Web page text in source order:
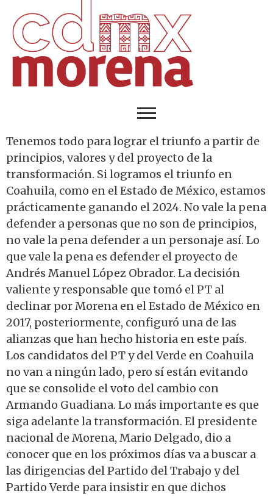
Tenemos todo para lograr el triunfo a partir de
principios, valores y del proyecto de la
transformación. Si logramos el triunfo en
Coahuila, como en el Estado de México, estamos
prácticamente ganando el 2024. No vale la pena
defender a personas que no son de principios,
no vale la pena defender a un personaje así. Lo
que vale la pena es defender el proyecto de
Andrés Manuel López Obrador. La decisión
valiente y responsable que tomó el PT al
declinar por Morena en el Estado de México en
2017, posteriormente, configuró una de las
alianzas que han hecho historia en este país.
Los candidatos del PT y del Verde en Coahuila
no van a ningún lado, pero sí están evitando
que se consolide el voto del cambio con
Armando Guadiana. Lo más importante es que
siga adelante la transformación. El presidente
nacional de Morena, Mario Delgado, dio a
conocer que en los próximos días va a buscar a
las dirigencias del Partido del Trabajo y del
Partido Verde para insistir en que dichos